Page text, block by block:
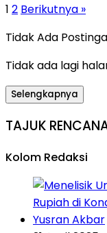
1 2 Berikutnya »
Tidak Ada
Tidak ada lagi
Selengkapnya
TAJUK
Kolom Redaksi